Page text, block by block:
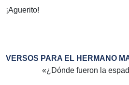
¡Aguerito!
VERSOS PARA EL HERMANO
«¿Dónde fueron la